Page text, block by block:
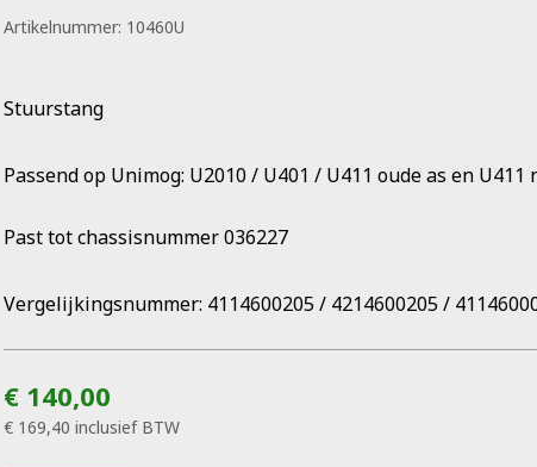
Artikelnummer: 10460U
Stuurstang
Passend op Unimog: U2010 / U401 / U411 oude as en U411
Past tot chassisnummer036227
Vergelijkingsnummer: 4114600205 / 4214600205 /
€ 140,00
€ 169,40 inclusief BTW